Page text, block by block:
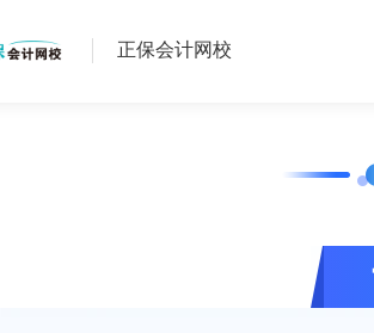
正保会计网校